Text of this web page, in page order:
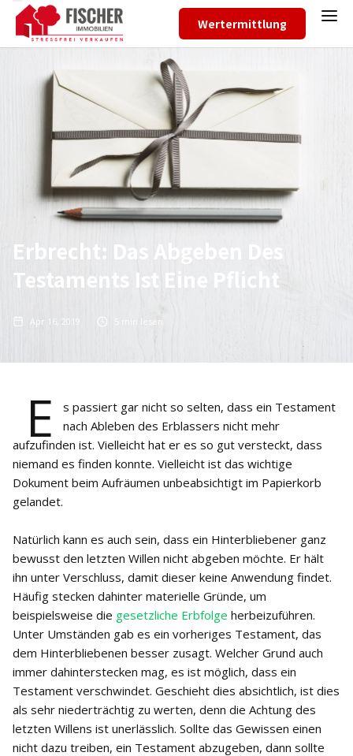
Wertermittlung
Erbrecht: Das Abgeben Des
Testaments Ist Eine Pflicht
Apr 16, 2019 min lesen
E
s passiert gar nicht so selten, dass ein Testament
nach Ableben des Erblassers nicht mehr
aufzufinden ist. Vielleicht hat er es so gut versteckt, dass
niemand es finden konnte. Vielleicht ist das wichtige
Dokument beim Aufräumen unbeabsichtigt im Papierkorb
gelandet.
​Natürlich kann es auch sein, dass ein Hinterbliebener ganz
bewusst den letzten Willen nicht abgeben möchte. Er hält
ihn unter Verschluss, damit dieser keine Anwendung findet.
Häufig stecken dahinter materielle Gründe, um
beispielsweise die gesetzliche Erbfolge herbeizuführen.
Unter Umständen gab es ein vorheriges Testament, das
dem Hinterbliebenen besser zusagt. Welcher Grund auch
immer dahinterstecken mag, es ist möglich, dass ein
Testament verschwindet. Geschieht dies absichtlich, ist dies
als sehr niederträchtig zu werten, denn die Achtung des
letzten Willens ist unerlässlich. Sollte das Gewissen einen
nicht dazu treiben, ein Testament abzugeben, dann sollte